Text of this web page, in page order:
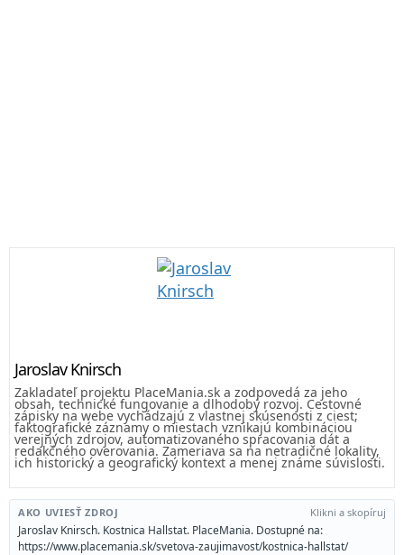
Jaroslav Knirsch
Zakladateľ projektu PlaceMania.sk a zodpovedá za jeho
obsah, technické fungovanie a dlhodobý rozvoj. Cestovné
zápisky na webe vychádzajú z vlastnej skúsenosti z ciest;
faktografické záznamy o miestach vznikajú kombináciou
verejných zdrojov, automatizovaného spracovania dát a
redakčného overovania. Zameriava sa na netradičné lokality,
ich historický a geografický kontext a menej známe súvislosti.
AKO UVIESŤ ZDROJ Klikni a skopíruj
Jaroslav Knirsch. Kostnica Hallstat. PlaceMania. Dostupné na:
https://www.placemania.sk/svetova-zaujimavost/kostnica-hallstat/